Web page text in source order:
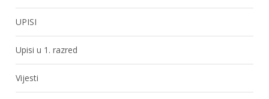
UPISI
Upisi u 1. razred
Vijesti